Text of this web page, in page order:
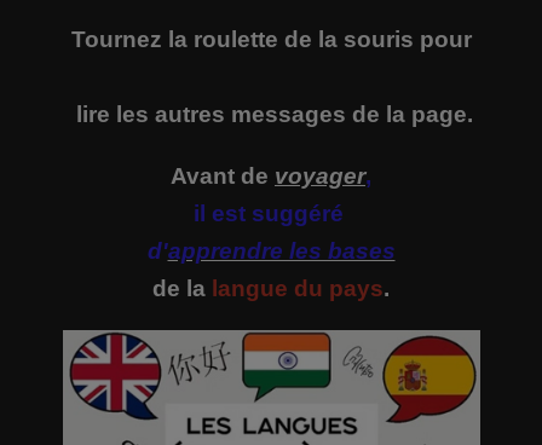
Tournez la roulette de la souris pour
lire les autres messages de la page.
Avant de voyager,
il est suggéré
d'apprendre les bases
de la langue du pays.